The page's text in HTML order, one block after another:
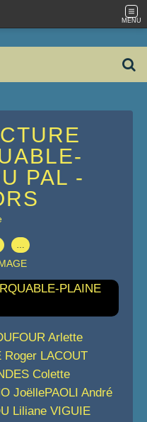
MENU
PAL -
…
Arlette
Roger LACOUT
Colette
JoëllePAOLI André
Liliane VIGUIE